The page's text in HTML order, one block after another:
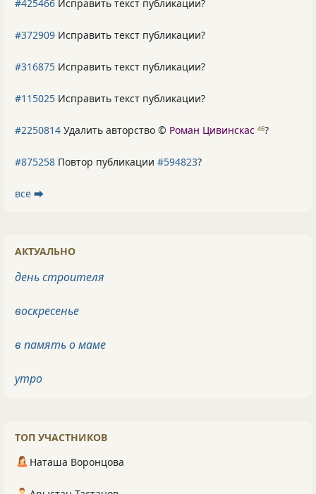
#425466 Исправить текст публикации?
#372909 Исправить текст публикации?
#316875 Исправить текст публикации?
#115025 Исправить текст публикации?
#2250814 Удалить авторство © Роман Цивинскас 46?
#875258 Повтор публикации #594823?
все ⮕
АКТУАЛЬНО
день строителя
воскресенье
в память о маме
утро
ТОП УЧАСТНИКОВ
Наташа Воронцова